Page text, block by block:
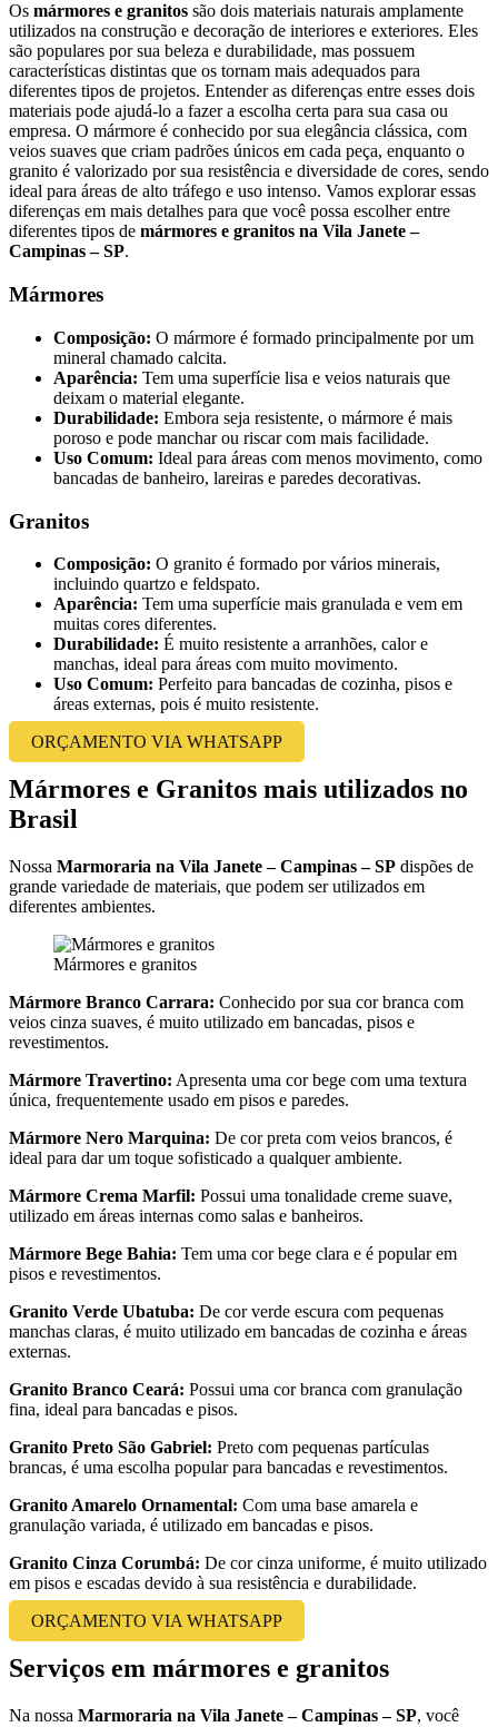
Os mármores e granitos são dois materiais naturais amplamente
utilizados na construção e decoração de interiores e exteriores. Eles
são populares por sua beleza e durabilidade, mas possuem
características distintas que os tornam mais adequados para
diferentes tipos de projetos. Entender as diferenças entre esses dois
materiais pode ajudá-lo a fazer a escolha certa para sua casa ou
empresa. O mármore é conhecido por sua elegância clássica, com
veios suaves que criam padrões únicos em cada peça, enquanto o
granito é valorizado por sua resistência e diversidade de cores, sendo
ideal para áreas de alto tráfego e uso intenso. Vamos explorar essas
diferenças em mais detalhes para que você possa escolher entre
diferentes tipos de mármores e granitos na Vila Janete –
Campinas – SP.
Mármores
Composição: O mármore é formado principalmente por um
mineral chamado calcita.
Aparência: Tem uma superfície lisa e veios naturais que
deixam o material elegante.
Durabilidade: Embora seja resistente, o mármore é mais
poroso e pode manchar ou riscar com mais facilidade.
Uso Comum: Ideal para áreas com menos movimento, como
bancadas de banheiro, lareiras e paredes decorativas.
Granitos
Composição: O granito é formado por vários minerais,
incluindo quartzo e feldspato.
Aparência: Tem uma superfície mais granulada e vem em
muitas cores diferentes.
Durabilidade: É muito resistente a arranhões, calor e
manchas, ideal para áreas com muito movimento.
Uso Comum: Perfeito para bancadas de cozinha, pisos e
áreas externas, pois é muito resistente.
ORÇAMENTO VIA WHATSAPP
Mármores e Granitos mais utilizados no
Brasil
Nossa Marmoraria na Vila Janete – Campinas – SP dispões de
grande variedade de materiais, que podem ser utilizados em
diferentes ambientes.
Mármores e granitos
Mármore Branco Carrara: Conhecido por sua cor branca com
veios cinza suaves, é muito utilizado em bancadas, pisos e
revestimentos.
Mármore Travertino: Apresenta uma cor bege com uma textura
única, frequentemente usado em pisos e paredes.
Mármore Nero Marquina: De cor preta com veios brancos, é
ideal para dar um toque sofisticado a qualquer ambiente.
Mármore Crema Marfil: Possui uma tonalidade creme suave,
utilizado em áreas internas como salas e banheiros.
Mármore Bege Bahia: Tem uma cor bege clara e é popular em
pisos e revestimentos.
Granito Verde Ubatuba: De cor verde escura com pequenas
manchas claras, é muito utilizado em bancadas de cozinha e áreas
externas.
Granito Branco Ceará: Possui uma cor branca com granulação
fina, ideal para bancadas e pisos.
Granito Preto São Gabriel: Preto com pequenas partículas
brancas, é uma escolha popular para bancadas e revestimentos.
Granito Amarelo Ornamental: Com uma base amarela e
granulação variada, é utilizado em bancadas e pisos.
Granito Cinza Corumbá: De cor cinza uniforme, é muito utilizado
em pisos e escadas devido à sua resistência e durabilidade.
ORÇAMENTO VIA WHATSAPP
Serviços em mármores e granitos
Na nossa Marmoraria na Vila Janete – Campinas – SP, você